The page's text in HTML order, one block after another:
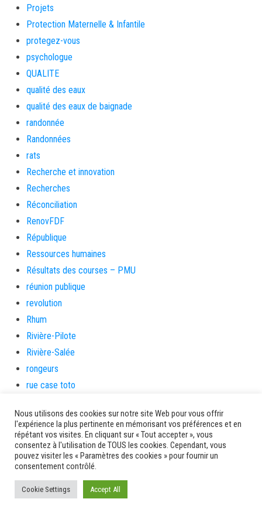
Projets
Protection Maternelle & Infantile
protegez-vous
psychologue
QUALITE
qualité des eaux
qualité des eaux de baignade
randonnée
Randonnées
rats
Recherche et innovation
Recherches
Réconciliation
RenovFDF
République
Ressources humaines
Résultats des courses – PMU
réunion publique
revolution
Rhum
Rivière-Pilote
Rivière-Salée
rongeurs
rue case toto
Saint-Pierre
Sainte-Marie
santé
Santé et prévention
Saveurs artisanes
Schœlcher
Nous utilisons des cookies sur notre site Web pour vous offrir
l'expérience la plus pertinente en mémorisant vos préférences et en
répétant vos visites. En cliquant sur « Tout accepter », vous
consentez à l'utilisation de TOUS les cookies. Cependant, vous
pouvez visiter les « Paramètres des cookies » pour fournir un
consentement contrôlé.
Cookie Settings Accept All